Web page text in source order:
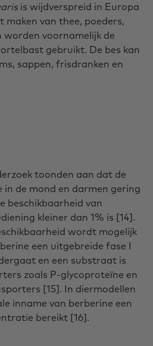
is wijdverspreid in Europa
maken van thee, poeders,
voornamelijk de
gebruikt. De bes kan
sappen, frisdranken en
toonden aan dat de
in de mond en darmen gering
beschikbaarheid van
kleiner dan 1% is [14].
wordt mogelijk
een uitgebreide fase I
en een substraat is
zoals P-glycoproteïne en
[15]. In diermodellen
inname van berberine een
bereikt [16].